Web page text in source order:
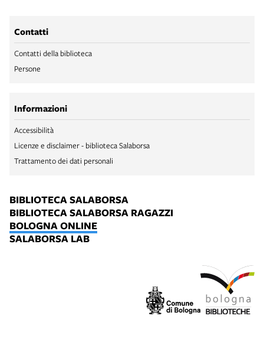
Contatti
Contatti della biblioteca
Persone
Informazioni
Accessibilità
Licenze e disclaimer - biblioteca Salaborsa
Trattamento dei dati personali
BIBLIOTECA SALABORSA
BIBLIOTECA SALABORSA RAGAZZI
BOLOGNA ONLINE
SALABORSA LAB